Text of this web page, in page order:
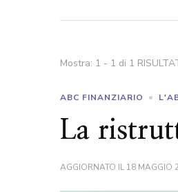
Mostra: 1 - 1 di 1
ABC FINANZIARIO
La
AGGIORNATO IL18 MAGGIO